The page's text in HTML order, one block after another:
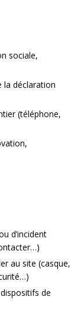
sociale,
la déclaration
(téléphone,
d’incident
au site (casque,
de